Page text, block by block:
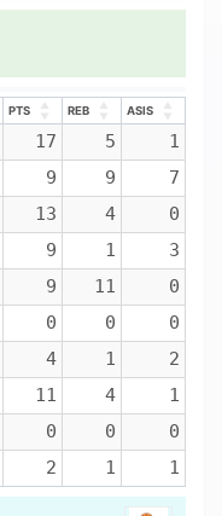
PTS REB
ASIS
17 5 1
9 9 7
13 4 0
9 1 3
9 11 0
0 0 0
4 1 2
11 4 1
0 0 0
2 1 1